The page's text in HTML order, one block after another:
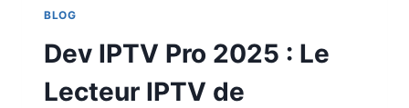
BLOG
Dev IPTV Pro 2025 : Le
Lecteur IPTV de